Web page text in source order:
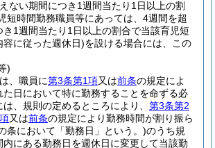
ない期間につき1週間当たり1日以上の割
短時間勤務職員等にあっては、4週間を超
き1週間当たり1日以上の割合で当該育児短
容に従った週休日)を設ける場合には、この
)
、職員に第3条第1項又は前条の規定によ
た日において特に勤務することを命ずる必
、規則の定めるところにより、 第3条第2
又は前条の規定により勤務時間が割り振ら
条において「勤務日」という。)のうち規
内にある勤務日を週休日に変更して当該勤